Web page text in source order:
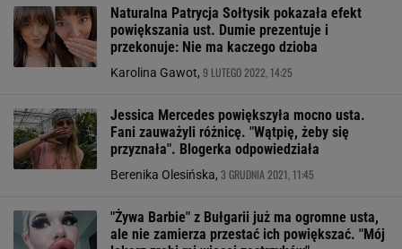
Naturalna Patrycja Sołtysik pokazała efekt
powiększania ust. Dumie prezentuje i
przekonuje: Nie ma kaczego dzioba
Karolina Gawot, 9 LUTEGO 2022, 14:25
Jessica Mercedes powiększyła mocno usta.
Fani zauważyli różnicę. "Wątpię, żeby się
przyznała". Blogerka odpowiedziała
Berenika Olesińska, 3 GRUDNIA 2021, 11:45
"Żywa Barbie" z Bułgarii już ma ogromne usta,
ale nie zamierza przestać ich powiększać. "Mój